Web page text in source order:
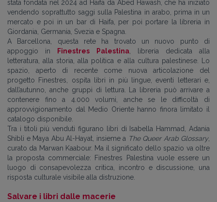
stata fondata nel 2024 ad Haifa da Abed Hawash, che ha iniziato
vendendo soprattutto saggi sulla Palestina in arabo, prima in un
mercato e poi in un bar di Haifa, per poi portare la libreria in
Giordania, Germania, Svezia e Spagna.
A Barcellona, questa rete ha trovato un nuovo punto di
appoggio in
Finestres Palestina, libreria dedicata alla
letteratura, alla storia, alla politica e alla cultura palestinese. Lo
spazio, aperto di recente come nuova articolazione del
progetto Finestres, ospita libri in più lingue, eventi letterari e,
dall’autunno, anche gruppi di lettura. La libreria può arrivare a
contenere fino a 4.000 volumi, anche se le difficoltà di
approvvigionamento dal Medio Oriente hanno finora limitato il
catalogo disponibile.
Tra i titoli più venduti figurano libri di Isabella Hammad, Adania
Shibli e Maya Abu Al-Hayat, insieme a The Queer Arab Glossary,
curato da Marwan Kaabour. Ma il significato dello spazio va oltre
la proposta commerciale: Finestres Palestina vuole essere un
luogo di consapevolezza critica, incontro e discussione, una
risposta culturale visibile alla distruzione.
Salvare i libri dalle macerie